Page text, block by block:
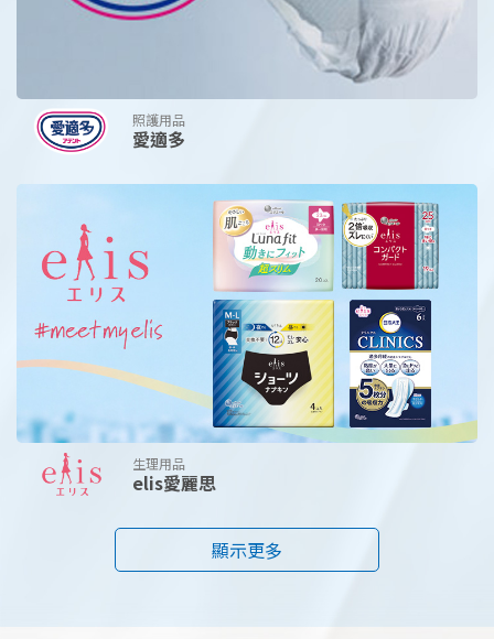
照護用品
愛適多
生理用品
elis愛麗思
顯示更多